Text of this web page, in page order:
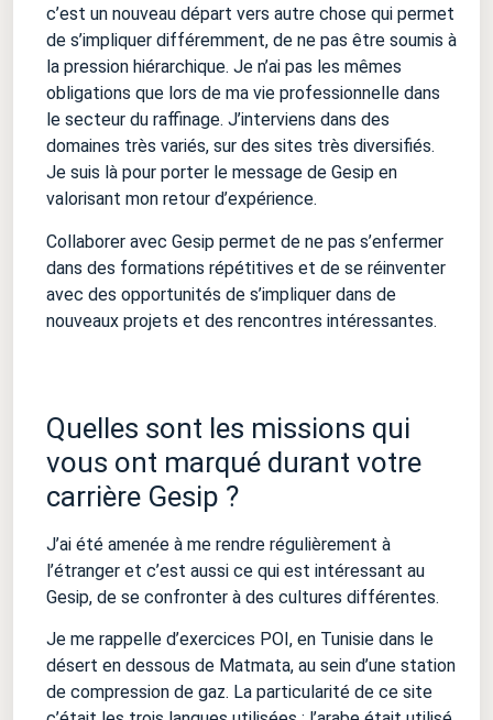
c’est un nouveau départ vers autre chose qui permet
de s’impliquer différemment, de ne pas être soumis à
la pression hiérarchique. Je n’ai pas les mêmes
obligations que lors de ma vie professionnelle dans
le secteur du raffinage. J’interviens dans des
domaines très variés, sur des sites très diversifiés.
Je suis là pour porter le message de Gesip en
valorisant mon retour d’expérience.
Collaborer avec Gesip permet de ne pas s’enfermer
dans des formations répétitives et de se réinventer
avec des opportunités de s’impliquer dans de
nouveaux projets et des rencontres intéressantes.
Quelles sont les missions qui
vous ont marqué durant votre
carrière Gesip ?
J’ai été amenée à me rendre régulièrement à
l’étranger et c’est aussi ce qui est intéressant au
Gesip, de se confronter à des cultures différentes.
Je me rappelle d’exercices POI, en Tunisie dans le
désert en dessous de Matmata, au sein d’une station
de compression de gaz. La particularité de ce site